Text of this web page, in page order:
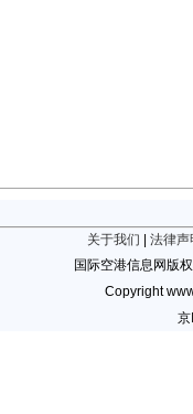
关于我们
法律声
国际空港信息网版
Copyright